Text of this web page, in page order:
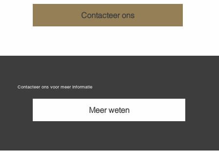
Contacteer ons
Contacteer ons voor meer informatie
Meer weten